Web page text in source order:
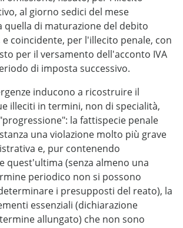
al giorno sedici del mese
quella di maturazione del debito
e coincidente, per l'illecito penale, con
per il versamento dell'acconto IVA
di imposta successivo.
inducono a ricostruire il
illeciti in termini, non di specialità,
la fattispecie penale
una violazione molto più grave
e, pur contenendo
quest'ultima (senza almeno una
periodico non si possono
i presupposti del reato), la
essenziali (dichiarazione
allungato) che non sono